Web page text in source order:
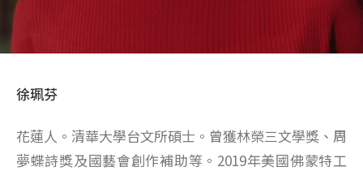
徐珮芬
花蓮人。清華大學台文所碩士。曾獲林榮三文學獎、周
夢蝶詩獎及國藝會創作補助等。2019年美國佛蒙特工